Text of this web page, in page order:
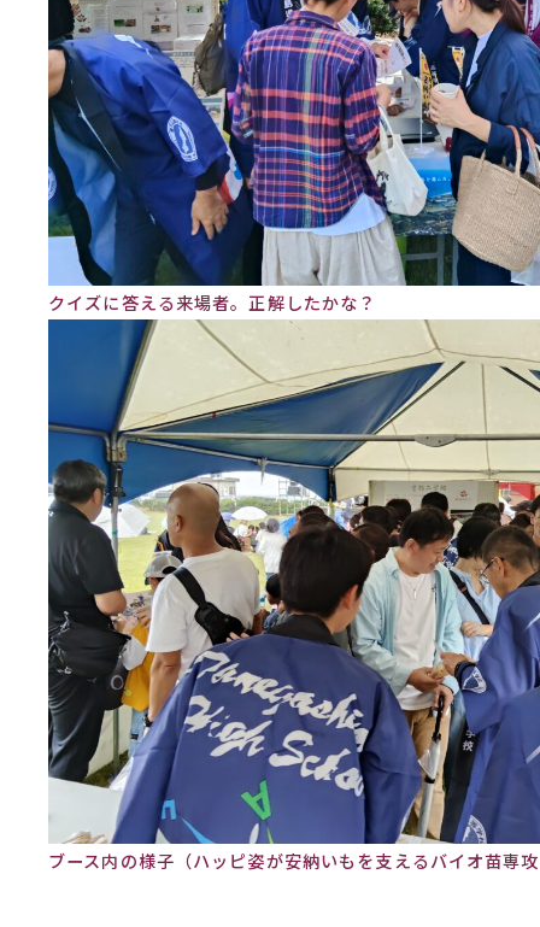
クイズに答える来場者。正解したかな？
ブース内の様子（ハッピ姿が安納いもを支えるバイオ苗専